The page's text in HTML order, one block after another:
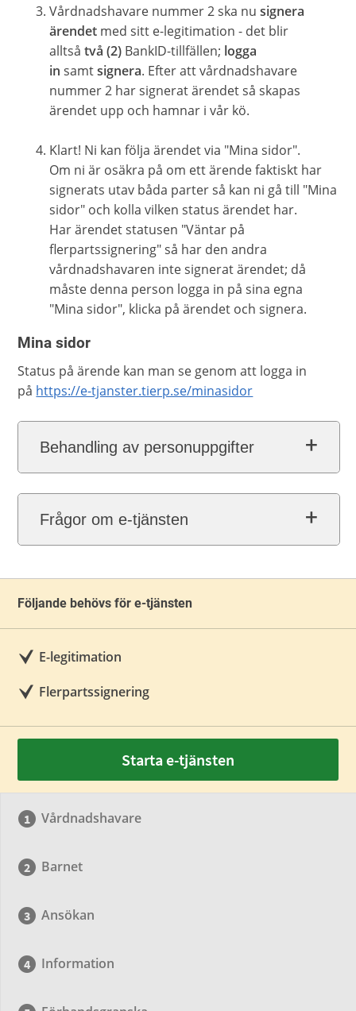
Vårdnadshavare nummer 2 ska nusignera
ärendet med sitt e-legitimation - det blir
alltsåtvå (2) BankID-tillfällen; logga
in samtsignera. Efter att vårdnadshavare
nummer 2 har signerat ärendet så skapas
ärendet upp och hamnar i vår kö.
Klart! Ni kan följa ärendet via "Mina sidor".
Om ni är osäkra på om ett ärende faktiskt har
signerats utav båda parter så kan ni gå till "Mina
sidor" och kolla vilken status ärendet har.
Har ärendet statusen "Väntar på
flerpartssignering" så har den andra
vårdnadshavaren inte signerat ärendet; då
måste denna person logga in på sina egna
"Mina sidor", klicka på ärendet och signera.
Mina sidor
Status på ärende kan man se genom att logga in
på https://e-tjanster.tierp.se/minasidor
Behandling av personuppgifter
Frågor om e-tjänsten
Följande behövs för e-tjänsten
E-legitimation
Flerpartssignering
Starta e-tjänsten
Vårdnadshavare
Barnet
Ansökan
Information